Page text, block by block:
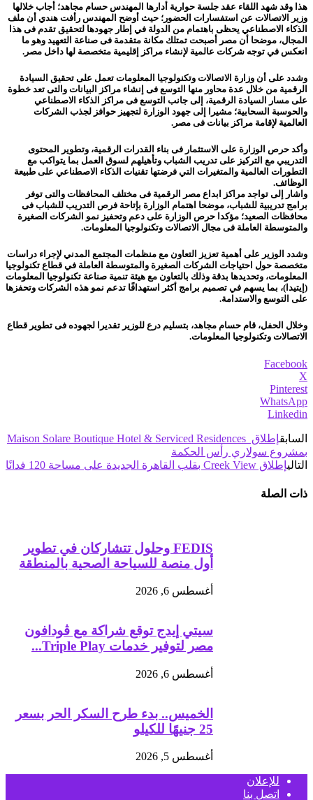
هذا وقد شهد اللقاء عقد جلسة حوارية أدارها المهندس حسام مجاهد؛ أجاب خلالها
وزير الاتصالات عن استفسارات الحضور؛ حيث أوضح المهندس رأفت هندي أن ملف
الذكاء الاصطناعي يحظى باهتمام من الدولة في إطار جهودها لتحقيق تقدم فى هذا
المجال، موضحا أن مصر أصبحت تمتلك مكانة متقدمة فى صناعة التعهيد وهو ما
انعكس في توجه شركات عالمية لإنشاء مراكز إقليمية متخصصة لها داخل مصر.
وشدد على أن وزارة الاتصالات وتكنولوجيا المعلومات تعمل على تحقيق السيادة
الرقمية من خلال عدة محاور منها التوسع فى إنشاء مراكز البيانات والتى تعد خطوة
على مسار السيادة الرقمية، إلى جانب التوسع فى مراكز الذكاء الاصطناعي
والحوسبة السحابية؛ مشيرا إلى جهود الوزارة لتجهيز حوافز لجذب الشركات
العالمية لإقامة مراكز بيانات فى مصر.
وأكد حرص الوزارة على الاستثمار فى بناء القدرات الرقمية، وتطوير المحتوى
التدريبي مع التركيز على تدريب الشباب وتأهيلهم لسوق العمل بما يتواكب مع
التطورات العالمية والمتغيرات التي فرضتها تقنيات الذكاء الاصطناعي على طبيعة
الوظائف.
واشار إلى تواجد مراكز ابداع مصر الرقمية فى مختلف المحافظات والتى توفر
برامج تدريبية للشباب، موضحا اهتمام الوزارة بإتاحة فرص التدريب للشباب فى
محافظات الصعيد؛ مؤكدا حرص الوزارة على دعم وتحفيز نمو الشركات الصغيرة
والمتوسطة العاملة فى مجال الاتصالات وتكنولوجيا المعلومات.
وشدد الوزير على أهمية تعزيز التعاون مع منظمات المجتمع المدني لإجراء دراسات
متخصصة حول احتياجات الشركات الصغيرة والمتوسطة العاملة في قطاع تكنولوجيا
المعلومات، وتحديدها بدقة وذلك بالتعاون مع هيئة تنمية صناعة تكنولوجيا المعلومات
(إيتيدا)، بما يسهم في تصميم برامج أكثر استهدافًا تدعم نمو هذه الشركات وتحفزها
على التوسع والاستدامة.
وخلال الحفل، قام حسام مجاهد، بتسليم درع للوزير تقديرا لجهوده فى تطوير قطاع
الاتصالات وتكنولوجيا المعلومات.
Facebook
X
Pinterest
WhatsApp
Linkedin
السابق
إطلاق Maison Solare Boutique Hotel & Serviced Residences
بمشروع سولاري رأس الحكمة
التاليإطلاق Creek View بقلب القاهرة الجديدة على مساحة 120 فدانًا
ذات الصلة
FEDIS وحلول تتشاركان في تطوير
أول منصة للسياحة الصحية بالمنطقة
أغسطس 6, 2026
سيتي إيدج توقع شراكة مع ڤودافون
مصر لتوفير خدمات Triple Play...
أغسطس 6, 2026
الخميس.. بدء طرح السكر الحر بسعر
25 جنيهًا للكيلو
أغسطس 5, 2026
للإعلان
اتصل بنا